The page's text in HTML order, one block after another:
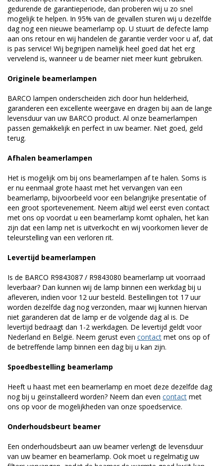
gedurende de garantieperiode, dan proberen wij u zo snel
mogelijk te helpen. In 95% van de gevallen sturen wij u dezelfde
dag nog een nieuwe beamerlamp op. U stuurt de defecte lamp
aan ons retour en wij handelen de garantie verder voor u af, dat
is pas service! Wij begrijpen namelijk heel goed dat het erg
vervelend is, wanneer u de beamer niet meer kunt gebruiken.
Originele beamerlampen
BARCO lampen onderscheiden zich door hun helderheid,
garanderen een excellente weergave en dragen bij aan de lange
levensduur van uw BARCO product. Al onze beamerlampen
passen gemakkelijk en perfect in uw beamer. Niet goed, geld
terug.
Afhalen beamerlampen
Het is mogelijk om bij ons beamerlampen af te halen. Soms is
er nu eenmaal grote haast met het vervangen van een
beamerlamp, bijvoorbeeld voor een belangrijke presentatie of
een groot sportevenement. Neem altijd wel eerst even contact
met ons op voordat u een beamerlamp komt ophalen, het kan
zijn dat een lamp net is uitverkocht en wij voorkomen liever de
teleurstelling van een verloren rit.
Levertijd beamerlampen
Is de BARCO R9843087 / R9843080 beamerlamp uit voorraad
leverbaar? Dan kunnen wij de lamp binnen een werkdag bij u
afleveren, indien voor 12 uur besteld. Bestellingen tot 17 uur
worden dezelfde dag nog verzonden, maar wij kunnen hiervan
niet garanderen dat de lamp er de volgende dag al is. De
levertijd bedraagt dan 1-2 werkdagen. De levertijd geldt voor
Nederland en België. Neem gerust even contact met ons op of
de betreffende lamp binnen een dag bij u kan zijn.
Spoedbestelling beamerlamp
Heeft u haast met een beamerlamp en moet deze dezelfde dag
nog bij u geïnstalleerd worden? Neem dan even contact met
ons op voor de mogelijkheden van onze spoedservice.
Onderhoudsbeurt beamer
Een onderhoudsbeurt aan uw beamer verlengt de levensduur
van uw beamer en beamerlamp. Ook moet u regelmatig uw